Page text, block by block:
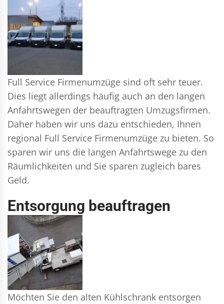
Full Service Firmenumzüge sind oft sehr teuer.
Dies liegt allerdings häufig auch an den langen
Anfahrtswegen der beauftragten Umzugsfirmen.
Daher haben wir uns dazu entschieden, Ihnen
regional Full Service Firmenumzüge zu bieten. So
sparen wir uns die langen Anfahrtswege zu den
Räumlichkeiten und Sie sparen zugleich bares
Geld.
Entsorgung beauftragen
Möchten Sie den alten Kühlschrank entsorgen